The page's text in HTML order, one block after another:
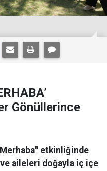
Gönüllerince
etkinliğinde
aileleri doğayla iç içe